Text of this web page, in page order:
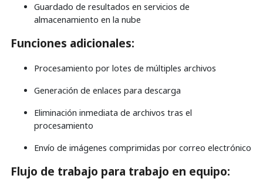
Guardado de resultados en servicios de
almacenamiento en la nube
Funciones adicionales:
Procesamiento por lotes de múltiples archivos
Generación de enlaces para descarga
Eliminación inmediata de archivos tras el
procesamiento
Envío de imágenes comprimidas por correo electrónico
Flujo de trabajo para trabajo en equipo: